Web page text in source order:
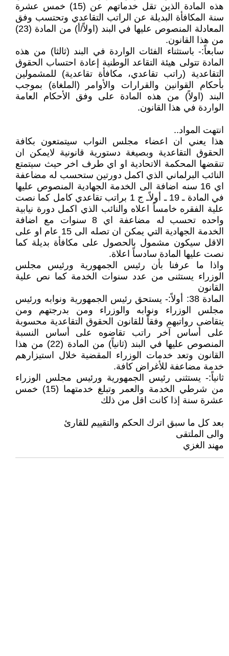
هذه المادة الذين تقل خدماتهم عن (15) خمس عشرة
سنة المكافأة البديلة عن الراتب التقاعدي وتحتسب وفق
المعادلة المنصوص عليها في البند (اولاً/أ) من المادة (23)
من هذا القانون.
سابعاً:- باستثناء الفئات الواردة في البند (ثالثا) من هذه
المادة تتولى هيئة التقاعد الوطنية إعادة احتساب الحقوق
التقاعدية (راتب تقاعدي، مكافأة تقاعدية) للمشمولين
بأحكام القوانين والقرارات والأوامر (الملغاة) بموجب
البند (اولاً) من هذه المادة على وفق الأحكام العامة
الواردة في هذا القانون.
انتهت المواد..
هذا يعني ان اعضاء مجلس النواب سيتمتعون بكافة
الحقوق التقاعدية وبصيغة دستورية قانونية لايمكن ان
تنقضها المحكمة الاتحادية او اي طرف اخر حيث سيتمتع
النائب البرلماني الذي اكمل دورتين ستحسب له مضاعفة
اي 16 سنه اضافة الى الخدمة الجهادية المنصوص عليها
في المادة ـ 19 ـ أولاًـ ج 1 براتب تقاعدي كامل كما نصت
علية الفقره خامساً اعلاه والنائب الذي اكمل دورة نيابية
واحده تحسب له مضاعفة اي 8 سنوات مع اضافة
الخدمة الجهادية التي يمكن ان تصله الى 15 عام او على
الاقل سيكون مشمول بالحصول على مكافأة بديلة كما
نصت عليها المادة سادساً اعلاة.
واذا ما عرفنا بأن رئيس الجمهورية ورئيس مجلس
الوزراء يستثنى من عدد سنوات الخدمة كما نص علية
القانون
المادة 38: أولاً:- يستحق رئيس الجمهورية ونوابه ورئيس
مجلس الوزراء ونوابه والوزراء ومن بدرجتهم ومن
يتقاضى رواتبهم وفقاً للقانون الحقوق التقاعدية محسوبة
على أساس آخر راتب تقاضوه على أساس النسبة
المنصوص عليها في البند (ثانياً) من المادة (22) من هذا
القانون وتعد خدمات الوزراء المقضية خلال استيزارهم
خدمة مضاعفة للأغراض كافة.
ثانياً:- يستثنى رئيس الجمهورية ورئيس مجلس الوزراء
من شرطي الخدمة والعمر وتبلغ خدمتهما (15) خمس
عشرة سنة إذا كانت اقل من ذلك
بعد كل ما سبق اترك الحكم والتقييم للقارئ
والى الملتقى
مهند الغزي